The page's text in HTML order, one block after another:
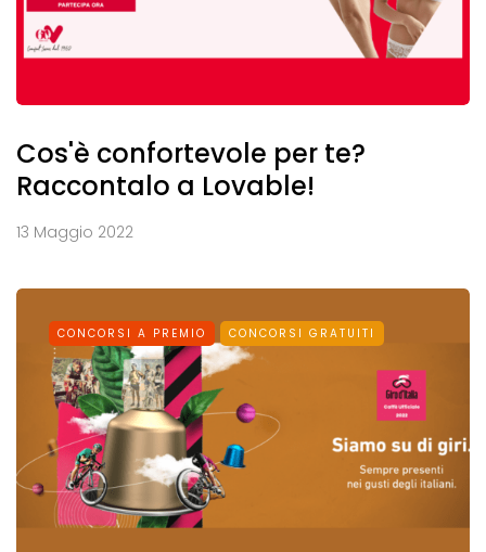
Cos'è confortevole per te?
Raccontalo a Lovable!
13 Maggio 2022
CONCORSI A PREMIO CONCORSI GRATUITI